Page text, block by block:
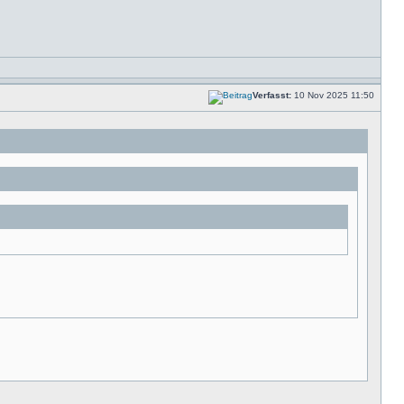
Verfasst: 10 Nov 2025 11:50